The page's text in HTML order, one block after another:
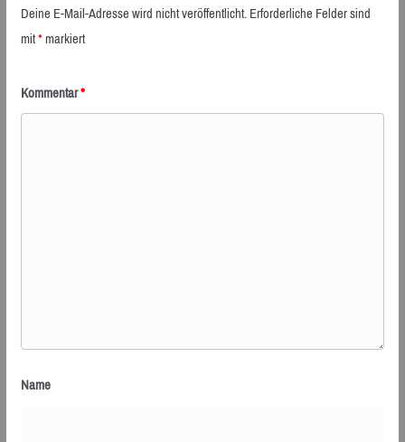
Deine E-Mail-Adresse wird nicht veröffentlicht.Erforderliche Felder sind
mit*markiert
Kommentar*
Name